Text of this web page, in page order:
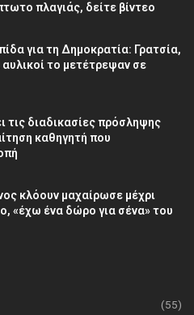
πλαγιάς, δείτε βίντεο
για τη Δημοκρατία: Γρατσία,
το μετέτρεψαν σε
τις διαδικασίες πρόσληψης
καθηγητή που
κλόουν μαχαίρωσε μέχρι
«έχω ένα δώρο για σένα» του
(55)